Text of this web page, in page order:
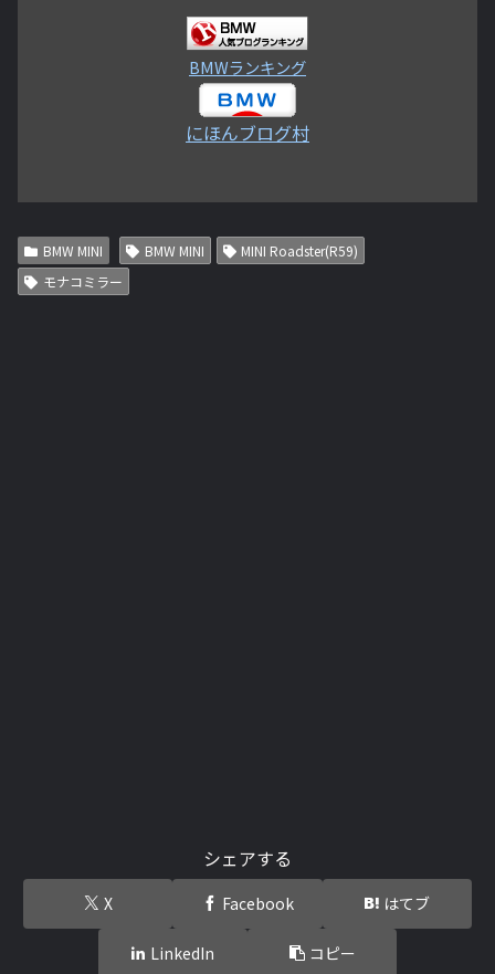
BMWランキング
にほんブログ村
BMW MINI BMW MINI
MINI Roadster(R59)
モナコミラー
シェアする
X Facebook はてブ
LinkedIn コピー